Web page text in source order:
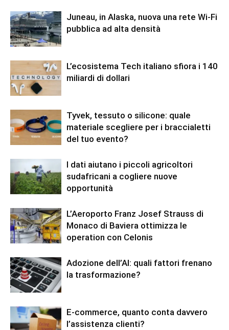
Juneau, in Alaska, nuova una rete Wi-Fi
pubblica ad alta densità
L’ecosistema Tech italiano sfiora i 140
miliardi di dollari
Tyvek, tessuto o silicone: quale
materiale scegliere per i braccialetti
del tuo evento?
I dati aiutano i piccoli agricoltori
sudafricani a cogliere nuove
opportunità
L’Aeroporto Franz Josef Strauss di
Monaco di Baviera ottimizza le
operation con Celonis
Adozione dell’AI: quali fattori frenano
la trasformazione?
E-commerce, quanto conta davvero
l’assistenza clienti?